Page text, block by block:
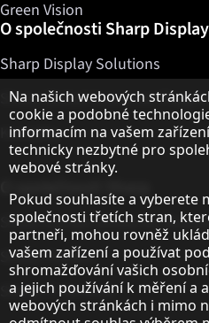
Green Vision
O společnosti Sharp
Sharp Display Solutions
Sharp Global Customer
Kontakty
O společnosti Sharp
Sharp Europe (Sharp for
Sharp Printers
Sharp IT Services
Upozornění k ochraně
Na našich webových
cookie a podobné
informacím na vašem
technicky nezbytné pro
webové stránky.
Pokud souhlasíte a vyberete
společnosti třetích stran,
partneři, mohou rovněž
vašem zařízení a používat
shromažďování vašich
a jejich používání k měření a
webových stránkách i mimo